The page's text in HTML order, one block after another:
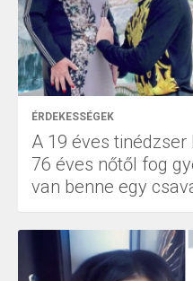
ÉRDEKESSÉGEK
A 19 éves
76 éves nőtől fog
van benne egy